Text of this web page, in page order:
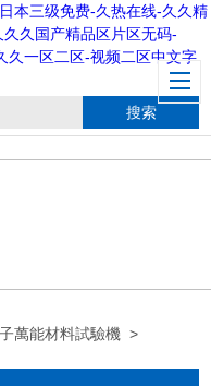
本三级免费-久热在线-久久精
久国产精品区片区无码-
久一区二区-视频二区中文字
萬能材料試驗機 >